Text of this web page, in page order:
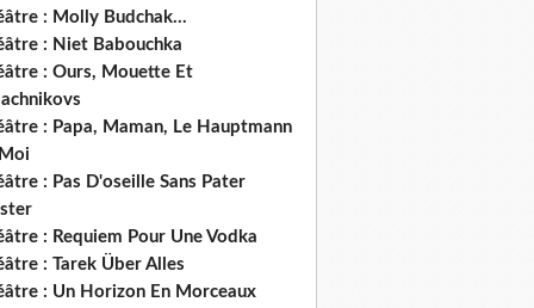
: Molly Budchak...
: Niet Babouchka
: Ours, Mouette Et
: Papa, Maman, Le Hauptmann
: Pas D'oseille Sans Pater
: Requiem Pour Une Vodka
: Tarek Über Alles
: Un Horizon En Morceaux